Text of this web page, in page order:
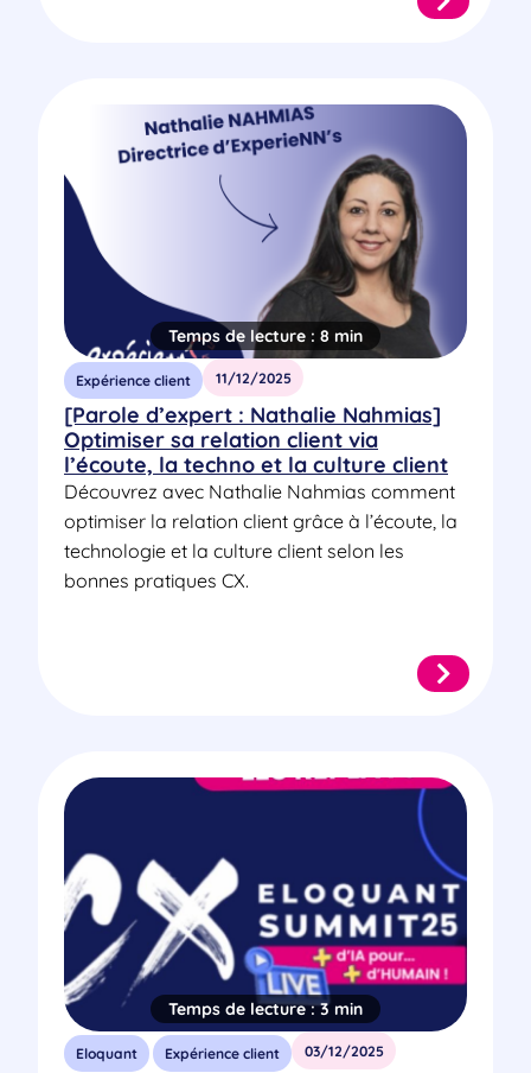
Temps de lecture : 8 min
Expérience client 11/12/2025
[Parole d’expert : Nathalie Nahmias]
Optimiser sa relation client via
l’écoute, la techno et la culture client
Découvrez avec Nathalie Nahmias comment
optimiser la relation client grâce à l’écoute, la
technologie et la culture client selon les
bonnes pratiques CX.
Temps de lecture :3 min
Eloquant Expérience client 03/12/2025